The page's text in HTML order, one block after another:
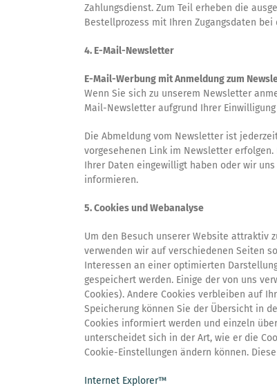
Zahlungsdienst. Zum Teil erheben die
Bestellprozess mit Ihren Zugangsdaten
4. E-Mail-Newsletter
E-Mail-Werbung mit Anmeldung zum
Wenn Sie sich zu unserem Newsletter
Mail-Newsletter aufgrund Ihrer Einwilligung
Die Abmeldung vom Newsletter ist
vorgesehenen Link im Newsletter
Ihrer Daten eingewilligt haben oder wir
informieren.
5. Cookies und Webanalyse
Um den Besuch unserer Website attraktiv
verwenden wir auf verschiedenen Seiten
Interessen an einer optimierten
gespeichert werden. Einige der von uns
Cookies). Andere Cookies verbleiben auf
Speicherung können Sie der Übersicht in
Cookies informiert werden und einzeln
unterscheidet sich in der Art, wie er die
Cookie-Einstellungen ändern können.
Internet Explorer™